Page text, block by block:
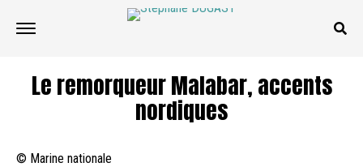
Le remorqueur Malabar, accents
nordiques
© Marine nationale